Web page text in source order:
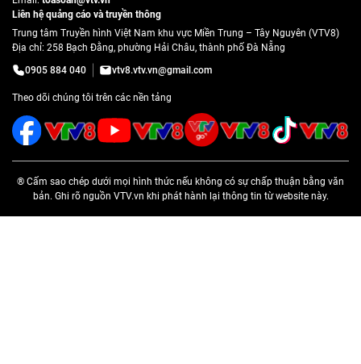
Liên hệ quảng cáo và truyền thông
Trung tâm Truyền hình Việt Nam khu vực Miền Trung – Tây Nguyên (VTV8)
Địa chỉ: 258 Bạch Đằng, phường Hải Châu, thành phố Đà Nẵng
0905 884 040
vtv8.vtv.vn@gmail.com
Theo dõi chúng tôi trên các nền tảng
® Cấm sao chép dưới mọi hình thức nếu không có sự chấp thuận bằng văn
bản. Ghi rõ nguồn VTV.vn khi phát hành lại thông tin từ website này.